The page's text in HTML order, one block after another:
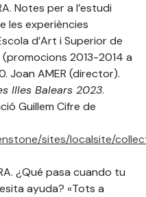
Notes per a l’estudi
les experiències
d’Art i Superior de
(promocions 2013-2014 a
Joan AMER (director).
Illes Balears 2023.
Guillem Cifre de
sites/localsite/
¿Qué pasa cuando tu
ayuda? «Tots a